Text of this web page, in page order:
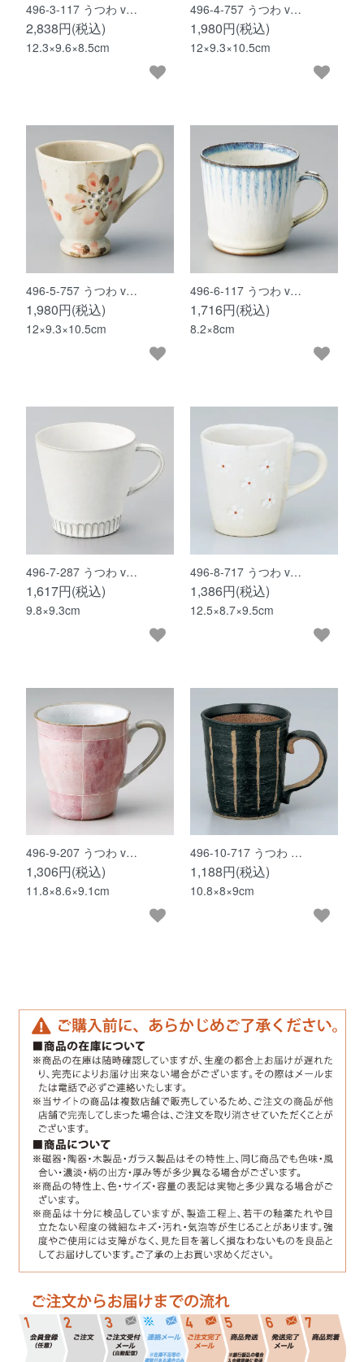
496-3-117 うつわ v…
2,838円(税込)
12.3×9.6×8.5cm
496-4-757 うつわ v…
1,980円(税込)
12×9.3×10.5cm
496-5-757 うつわ v…
1,980円(税込)
12×9.3×10.5cm
496-6-117 うつわ v…
1,716円(税込)
8.2×8cm
496-7-287 うつわ v…
1,617円(税込)
9.8×9.3cm
496-8-717 うつわ v…
1,386円(税込)
12.5×8.7×9.5cm
496-9-207 うつわ v…
1,306円(税込)
11.8×8.6×9.1cm
496-10-717 うつわ …
1,188円(税込)
10.8×8×9cm